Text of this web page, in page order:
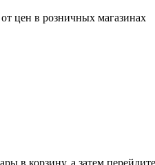
цен в розничных магазинах
в корзину, а затем